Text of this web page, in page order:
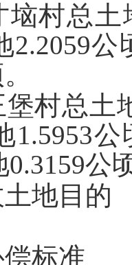
村总土
2.2059
村总土
1.5953
公
地目的
标准